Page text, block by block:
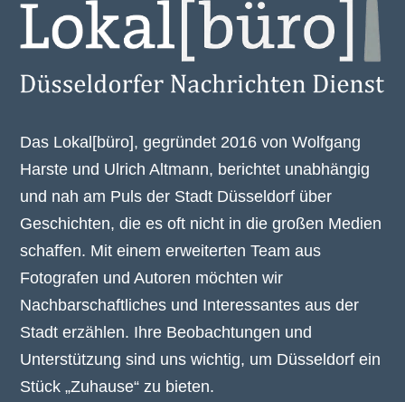
Das Lokal[büro], gegründet 2016 von Wolfgang
Harste und Ulrich Altmann, berichtet unabhängig
und nah am Puls der Stadt Düsseldorf über
Geschichten, die es oft nicht in die großen Medien
schaffen. Mit einem erweiterten Team aus
Fotografen und Autoren möchten wir
Nachbarschaftliches und Interessantes aus der
Stadt erzählen. Ihre Beobachtungen und
Unterstützung sind uns wichtig, um Düsseldorf ein
Stück „Zuhause“ zu bieten.